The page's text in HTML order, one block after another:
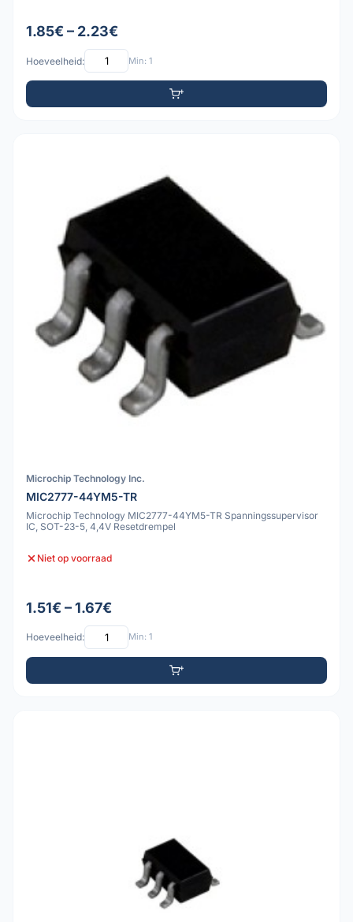
1.85€ – 2.23€
Hoeveelheid: Min: 1
Microchip Technology Inc.
MIC2777-44YM5-TR
Microchip Technology MIC2777-44YM5-TR Spanningssupervisor
IC, SOT-23-5, 4,4V Resetdrempel
Niet op voorraad
1.51€ – 1.67€
Hoeveelheid: Min: 1